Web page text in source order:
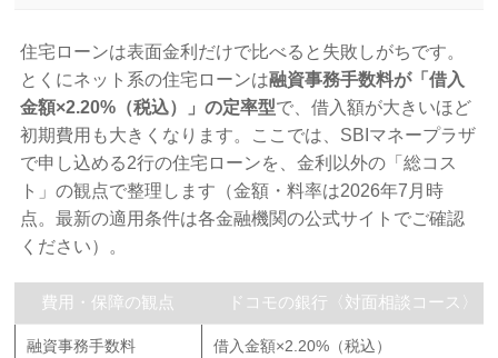
住宅ローンは表面金利だけで比べると失敗しがちです。
とくにネット系の住宅ローンは融資事務手数料が「借入
金額×2.20%（税込）」の定率型で、借入額が大きいほど
初期費用も大きくなります。ここでは、SBIマネープラザ
で申し込める2行の住宅ローンを、金利以外の「総コス
ト」の観点で整理します（金額・料率は2026年7月時
点。最新の適用条件は各金融機関の公式サイトでご確認
ください）。
費用・保障の観点 ドコモの銀行〈対面相談コース〉
融資事務手数料 借入金額×2.20%（税込）